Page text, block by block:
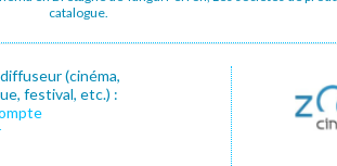
catalogue.
(cinéma,
festival, etc.) :